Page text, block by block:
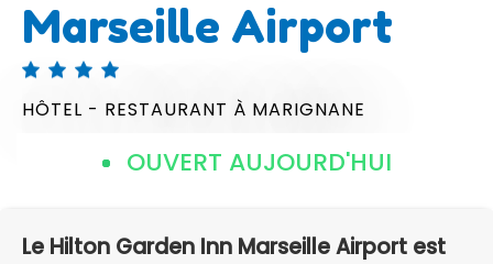
Marseille Airport
HÔTEL - RESTAURANT À MARIGNANE
OUVERT AUJOURD'HUI
Le Hilton Garden Inn Marseille Airport est